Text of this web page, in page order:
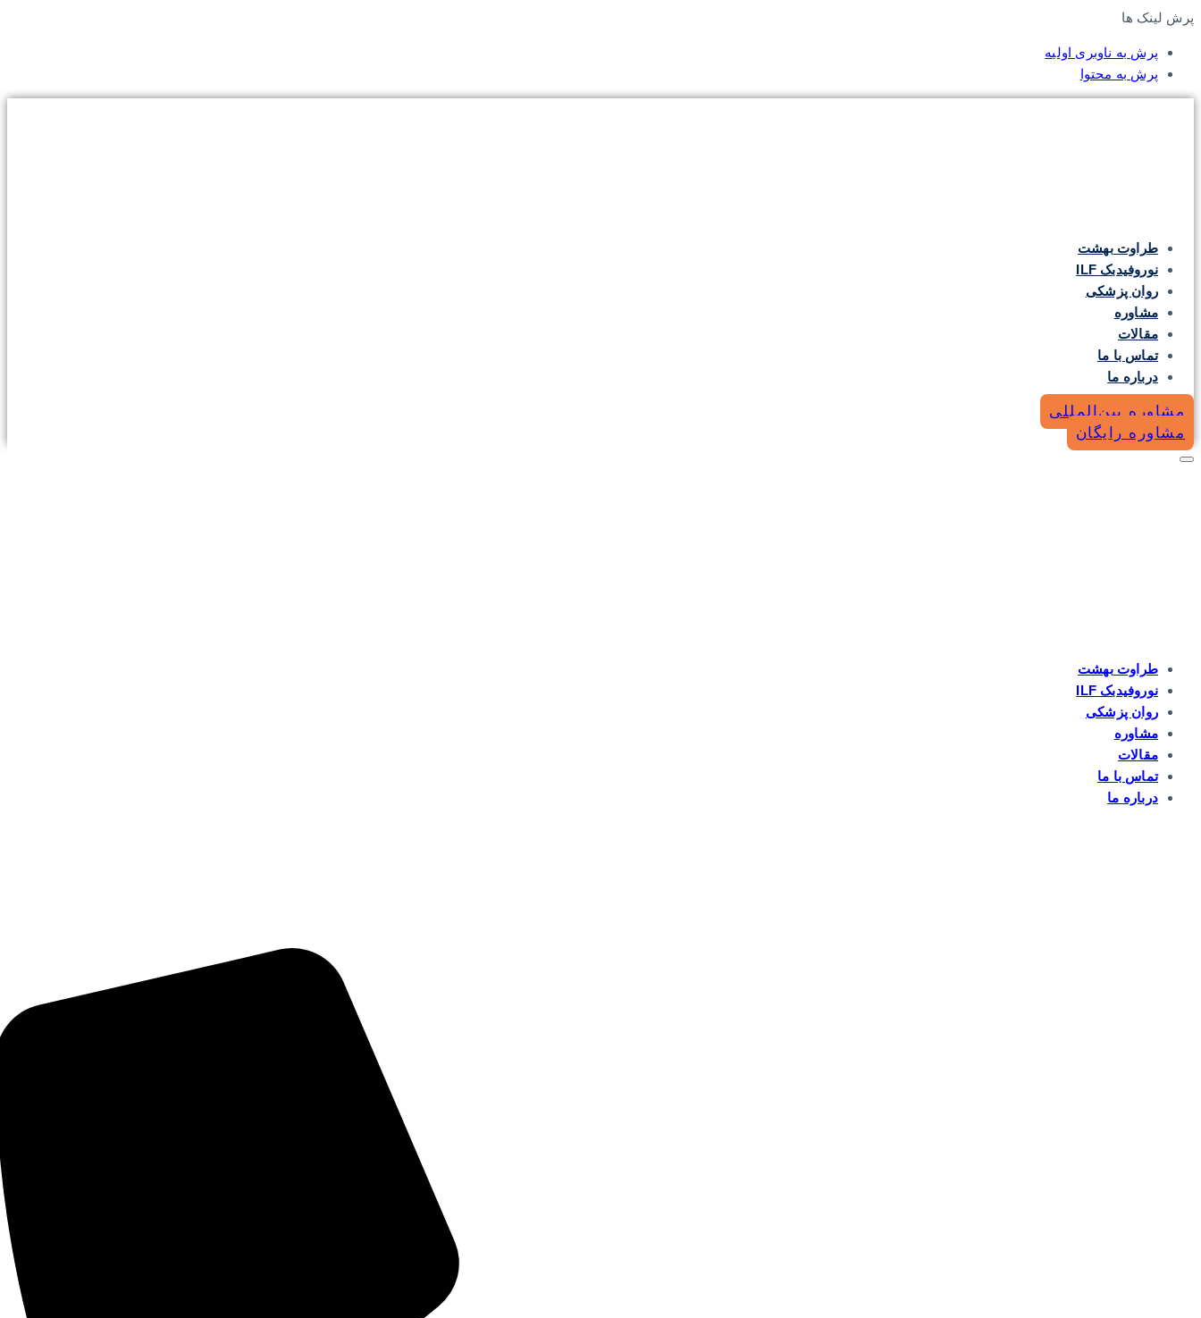
پرش لینک ها
پرش به ناوبری اولیه
پرش به محتوا
طراوت بهشت
نوروفیدبک ILF
روان پزشکی
مشاوره
مقالات
تماس با ما
درباره ما
مشاوره بین‌المللی
مشاوره رایگان
طراوت بهشت
نوروفیدبک ILF
روان پزشکی
مشاوره
مقالات
تماس با ما
درباره ما